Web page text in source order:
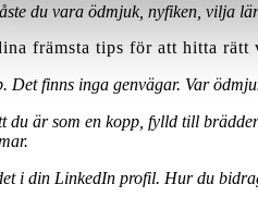
du vara ödmjuk, nyfiken, vilja
främsta tips för att hitta rätt
Det finns inga genvägar. Var
är som en kopp, fylld till
i din LinkedIn profil. Hur du